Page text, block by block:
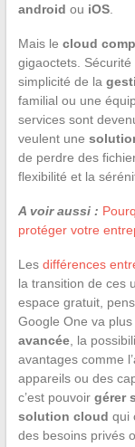
android ou iOS.
Mais le cloud
gigaoctets. Sécurité
simplicité de la
familial ou une
services sont
veulent une
de perdre des
flexibilité et la
A voir aussi :
protéger votre
Les différences
la transition de ces
espace gratuit,
Google One va
avancée, la
avantages comme
appareils ou des
c’est pouvoir gérer
solution cloud qui
des besoins privés